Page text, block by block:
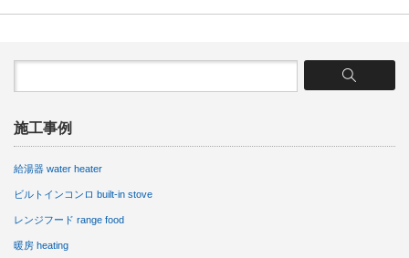
施工事例
給湯器 water heater
ビルトインコンロ built-in stove
レンジフード range food
暖房 heating